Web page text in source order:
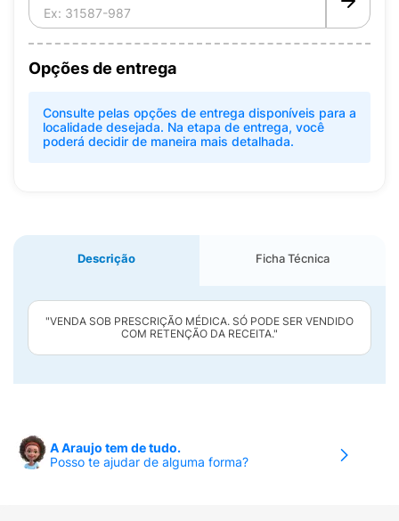
Opções de entrega
Consulte pelas opções de entrega disponíveis para a
localidade desejada. Na etapa de entrega, você
poderá decidir de maneira mais detalhada.
Descrição Ficha Técnica
"VENDA SOB PRESCRIÇÃO MÉDICA. SÓ PODE SER VENDIDO
COM RETENÇÃO DA RECEITA."
A Araujo tem de tudo.
Posso te ajudar de alguma forma?